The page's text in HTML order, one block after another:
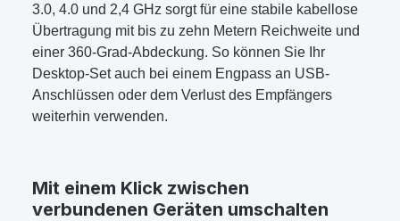
3.0, 4.0 und 2,4 GHz sorgt für eine stabile kabellose
Übertragung mit bis zu zehn Metern Reichweite und
einer 360-Grad-Abdeckung. So können Sie Ihr
Desktop-Set auch bei einem Engpass an USB-
Anschlüssen oder dem Verlust des Empfängers
weiterhin verwenden.
Mit einem Klick zwischen
verbundenen Geräten umschalten